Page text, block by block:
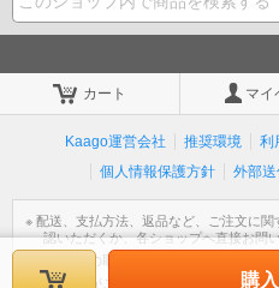
すので、ご注文確定前にご入力情
購
カート マイ
Kaago運営会社 推奨環境 利
個人情報保護方針
外部
※ 配送、支払方法、返品など、ご注文に関
認いただくか、各ショップへ直接お問
※ 個人情報の取扱いについては
※ 不明な点がございましたら
を